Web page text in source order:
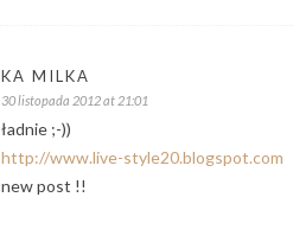
KA MILKA
30 listopada 2012 at 21:01
ładnie ;-))
http://www.live-style20.blogspot.com
new post !!